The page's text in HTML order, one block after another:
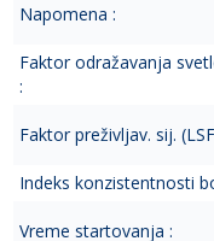
Napomena :
Faktor odražavanja
:
Faktor preživljav. sij.
Indeks konzistentnosti
Vreme startovanja :